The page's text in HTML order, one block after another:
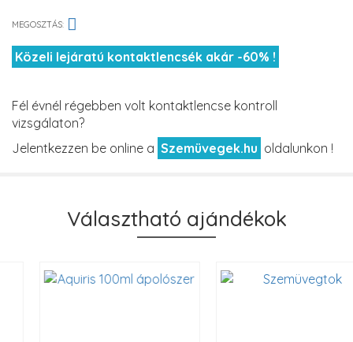
MEGOSZTÁS:
Közeli lejáratú kontaktlencsék akár -60% !
Fél évnél régebben volt kontaktlencse kontroll
vizsgálaton?
Jelentkezzen be online a Szemüvegek.hu oldalunkon !
Választható ajándékok